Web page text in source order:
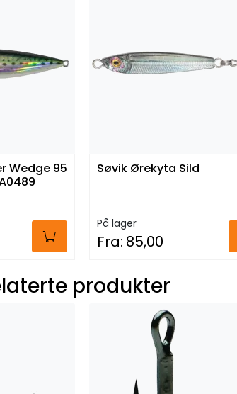
Wedge 95
Søvik Ørekyta Sild
På lager
Fra: 85,00
produkter